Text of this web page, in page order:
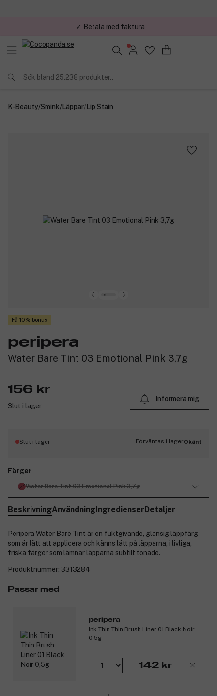
✓ Betala med faktura
Sök bland 25.238 produkter..
K-Beauty/Smink/Läppar/Lip Stain
Få 10% bonus
peripera
Water Bare Tint 03 Emotional Pink 3,7g
156 kr
Slut i lager
Informera mig
Slut i lager Förväntas i lagerOkänt
Färger
Water Bare Tint 03 Emotional Pink 3,7g
BeskrivningAnvändningIngredienserDetaljer
Peripera Water Bare Tint är en fuktgivande, glansig läppfärg
som är lätt att applicera och känns lätt på läpparna, i livliga,
friska färger som lämnar läpparna subtilt tonade.
Produktnummer: 3313284
Passar med
peripera
Ink Thin Thin Brush Liner 01 Black Noir
0,5g
142 kr